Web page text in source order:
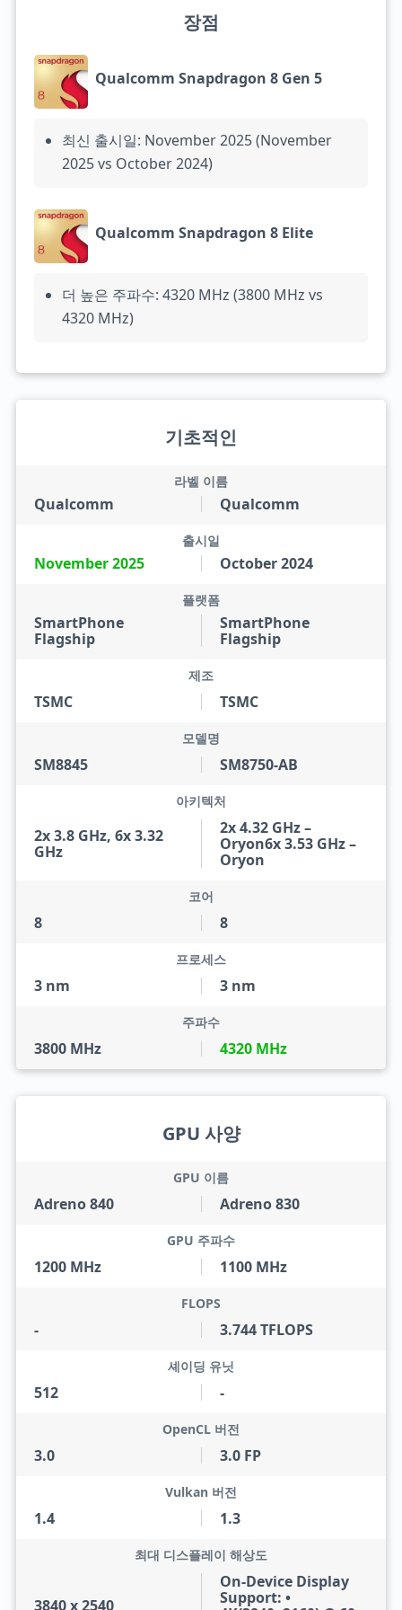
장점
Qualcomm Snapdragon 8 Gen 5
최신 출시일: November 2025 (November
2025 vs October 2024)
Qualcomm Snapdragon 8 Elite
더 높은 주파수: 4320 MHz (3800 MHz vs
4320 MHz)
기초적인
Qualcomm
라벨 이름
Qualcomm
November 2025
출시일
October 2024
SmartPhone
Flagship
플랫폼
SmartPhone
Flagship
TSMC
제조
TSMC
SM8845
모델명
SM8750-AB
2x 3.8 GHz, 6x 3.32
GHz
아키텍처
2x 4.32 GHz –
Oryon6x 3.53 GHz –
Oryon
8
코어
8
3 nm
프로세스
3 nm
3800 MHz
주파수
4320 MHz
GPU 사양
Adreno 840
GPU 이름
Adreno 830
1200 MHz
GPU 주파수
1100 MHz
-
FLOPS
3.744 TFLOPS
512
셰이딩 유닛
-
3.0
OpenCL 버전
3.0 FP
1.4
Vulkan 버전
1.3
3840 x 2540
최대 디스플레이 해상도
On-Device Display
Support: •